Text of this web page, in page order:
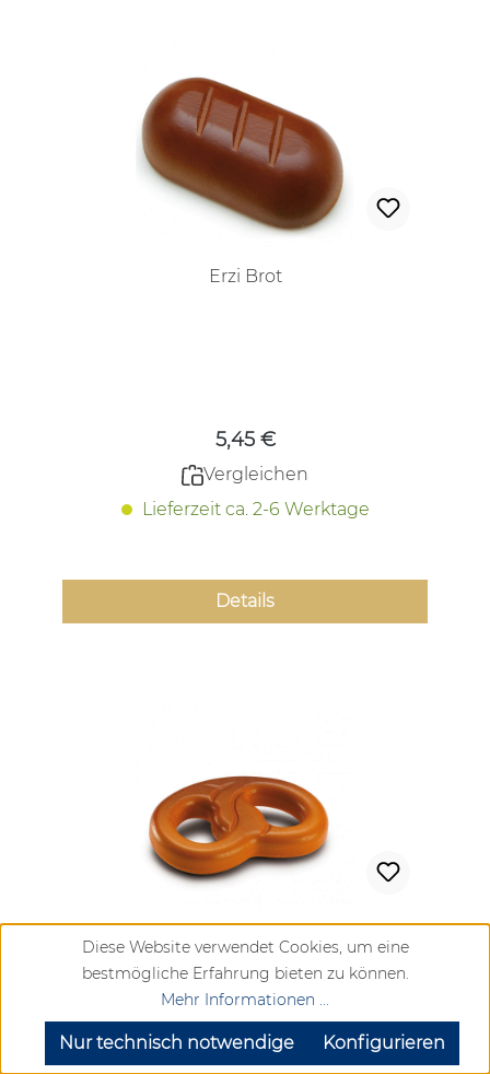
Erzi Brot
5,45 €
Vergleichen
Lieferzeit ca. 2-6 Werktage
Details
Erzi Brezel Kaufladen Zubehör
Regulärer Preis:
Diese Website verwendet Cookies, um eine
bestmögliche Erfahrung bieten zu können.
Mehr Informationen ...
Nur technisch notwendige Konfigurieren
SEHR GUT (4.72 / 5)
aus904Bewertungen bei: google.com, trustedshops.de, shopvote.de ⓘ
Informationen zur Echtheit der Bewertungen